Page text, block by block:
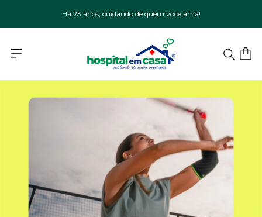
Há 23 anos, cuidando de quem você ama!